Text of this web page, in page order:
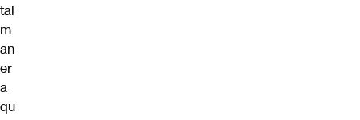
tal
m
an
er
a
qu